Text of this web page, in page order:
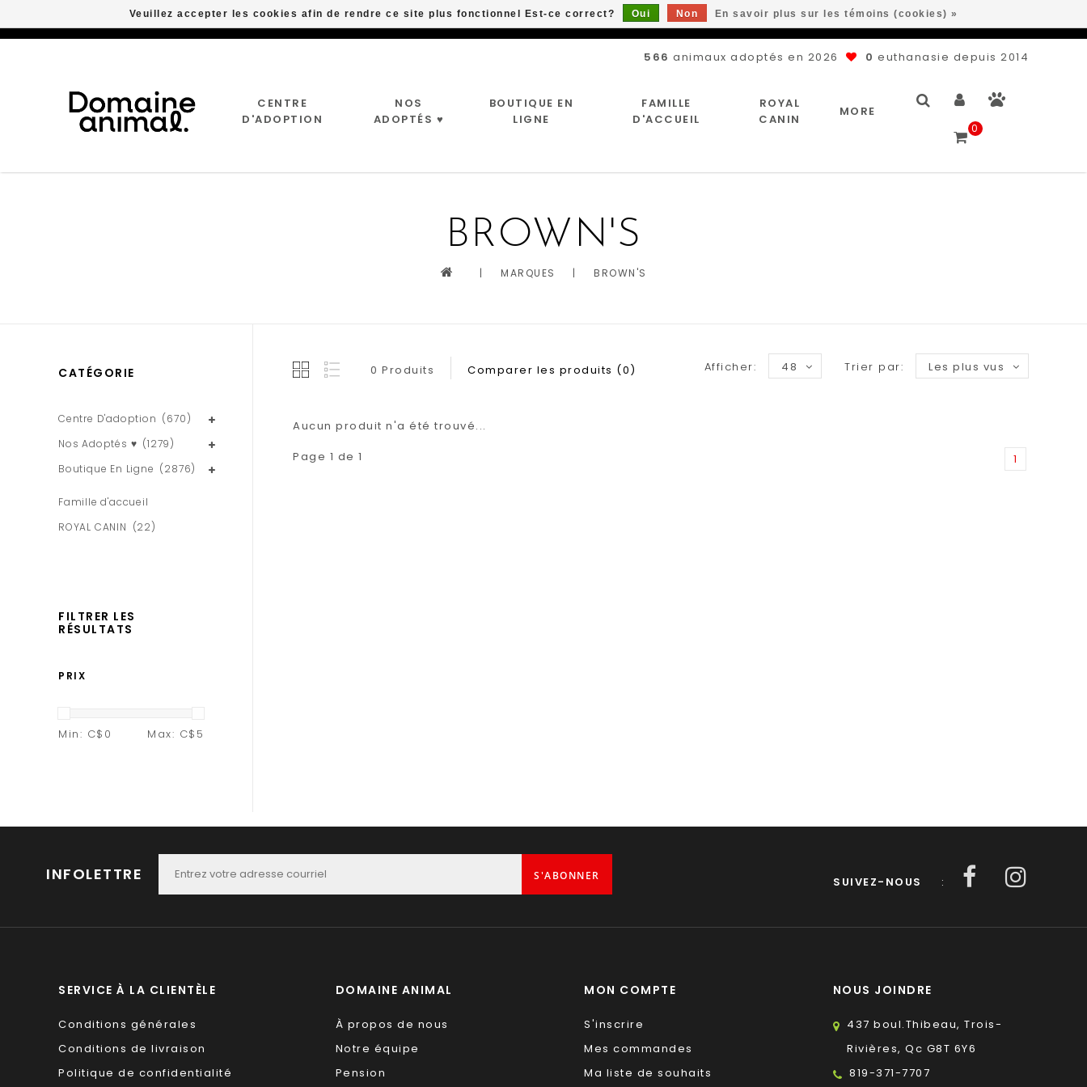
566 animaux adoptés en 2026 0 euthanasie depuis 2014
CENTRE
D'ADOPTION
NOS
ADOPTÉS ♥
BOUTIQUE EN
LIGNE
FAMILLE
D'ACCUEIL
ROYAL
CANIN
MORE
0
BROWN'S
| MARQUES | BROWN'S
CATÉGORIE
Centre D'adoption (670)
Nos Adoptés ♥ (1279)
Boutique En Ligne (2876)
Famille d'accueil
ROYAL CANIN (22)
FILTRER LES
RÉSULTATS
PRIX
Min: C$ 0 Max: C$ 5
0 Produits Comparer les produits (0) Trier par: Les plus vus
Afficher: 48
Aucun produit n'a été trouvé...
Page 1 de 1
1
INFOLETTRE S'ABONNER SUIVEZ-NOUS :
SERVICE À LA CLIENTÈLE
Conditions générales
Conditions de livraison
Politique de confidentialité
DOMAINE ANIMAL
À propos de nous
Notre équipe
Pension
MON COMPTE
S'inscrire
Mes commandes
Ma liste de souhaits
NOUS JOINDRE
437 boul.Thibeau, Trois-
Rivières, Qc G8T 6Y6
819-371-7707
Veuillez accepter les cookies afin de rendre ce site plus fonctionnel Est-ce correct? Oui Non En savoir plus sur les témoins (cookies) »
Livraison gratuite à partir de 89$*